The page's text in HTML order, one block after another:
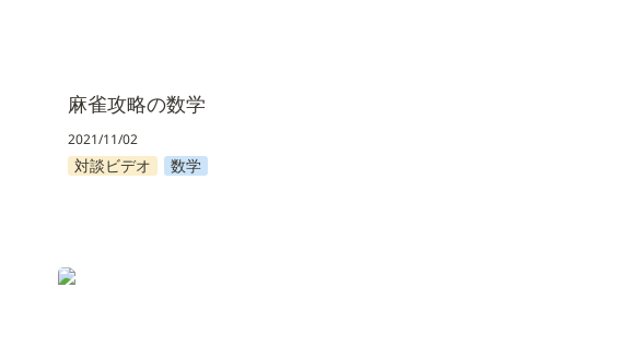
麻雀攻略の数学
2021/11/02
対談ビデオ 数学
シリコンバレーのMixpanel社と